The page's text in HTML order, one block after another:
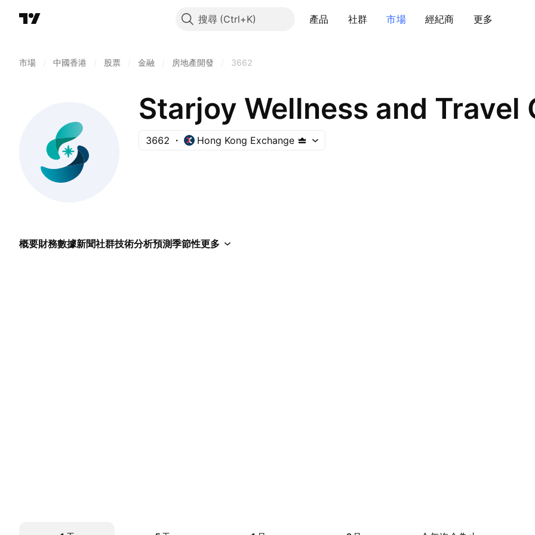
搜尋 產品 社群 市場 經紀商 更多
市場 中國香港 股票 金融 房地產開發 3662
3662 Hong Kong Exchange
概要財務數據新聞社群技術分析預測季節性更多